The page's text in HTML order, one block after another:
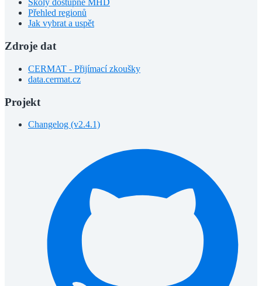
Školy dostupné MHD
Přehled regionů
Jak vybrat a uspět
Zdroje dat
CERMAT - Přijímací zkoušky
data.cermat.cz
Projekt
Changelog (v2.4.1)